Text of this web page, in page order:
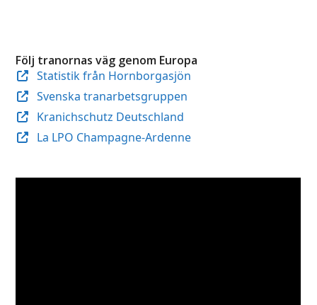
Följ tranornas väg genom Europa
Statistik från Hornborgasjön
Svenska tranarbetsgruppen
Kranichschutz Deutschland
La LPO Champagne-Ardenne